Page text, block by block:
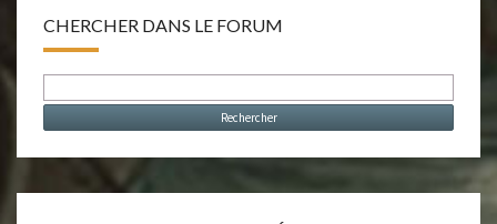
CHERCHER DANS LE FORUM